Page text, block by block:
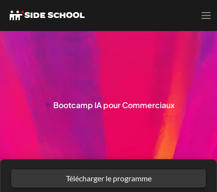
A C ÉLERE Z VOS VENTE
Bootcamp IA pour Commerciaux
Télécharger le programme
SIDE SCHOOL